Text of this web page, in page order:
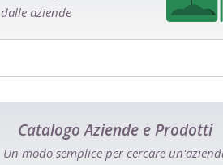
dalle aziende
Catalogo Aziende e Prodotti
Un modo semplice per cercare